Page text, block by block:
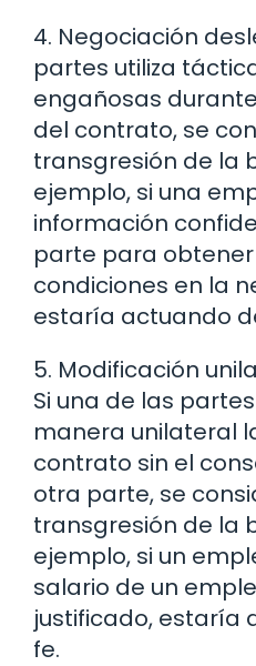
4. Negociación
partes utiliza
engañosas
del contrato, se
transgresión de la
ejemplo, si una
información
parte para
condiciones en la
estaría actuando
5. Modificación
Si una de las
manera unilateral
contrato sin el
otra parte, se
transgresión de la
ejemplo, si un
salario de un
justificado, estaría
fe.